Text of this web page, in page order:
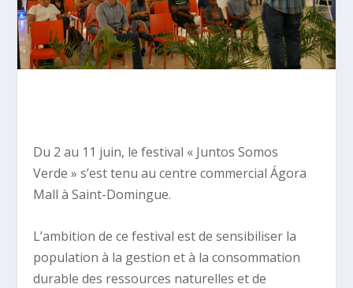
Du 2 au 11 juin, le festival « Juntos Somos
Verde » s’est tenu au centre commercial Ágora
Mall à Saint-Domingue.
L’ambition de ce festival est de sensibiliser la
population à la gestion et à la consommation
durable des ressources naturelles et de